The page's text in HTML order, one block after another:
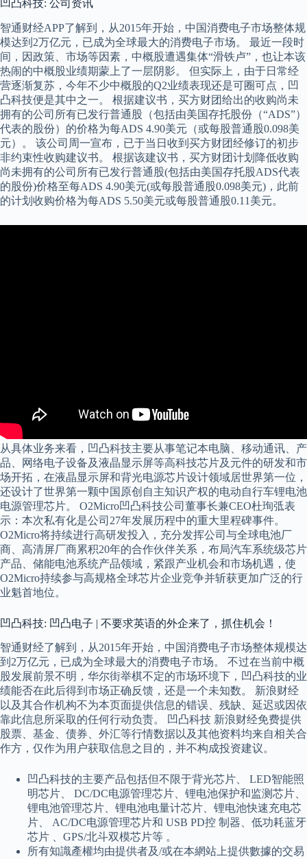
凹凸科技: 公司资讯
智通财经APP了解到，从2015年开始，中国消费电子市场整体规
模达到2万亿元，已成为全球最大的消费电子市场。 最近一段时
间，因政策、市场等因素，中概股遭遇集体“滑铁卢”，也让本该
热闹的中概股业绩期蒙上了一层阴影。 但实际上，由于日常经
营逐渐复苏，今年不少中概股的Q2业绩表现还是可圈可点，凹
凸科技便是其中之一。 根据建议书，买方财团给出的收购尚未
拥有的公司所有已发行普通股（包括由美国存托股份（“ADS”）
代表的股份）的价格为每ADS 4.90美元（或每股普通股0.098美
元）。 该公司周一宣布，已于当日收到买方财团经修订的初步
非约束性收购建议书。 根据该建议书，买方财团计划降低收购
尚未拥有的公司所有已发行普通股(包括由美国存托股ADS代表
的股份)价格至每ADS 4.90美元(或每股普通股0.098美元)，此前
的计划收购价格为每ADS 5.50美元或每股普通股0.11美元。
从具体业务来看，凹凸科技主要从事笔记本电脑、移动通讯、产
品、网络电子设备及液晶显示屏等高科技芯片及元件的研发和市
场开拓，在液晶显示屏和背光电源芯片设计领域居世界第一位，
还设计了世界第一颗中国原创自主知识产权的电动自行车锂电池
电源管理芯片。 O2Micro凹凸科技公司董事长兼CEO杜珣弤表
示：本次私有化是公司27年发展历程中的重大里程碑事件。
O2Micro将持续进行高研发投入，充分发挥公司与全球电池厂
商、高清屏厂商累积20年的合作伙伴关系，布局汽车系统级芯片
产品、储能电池系统产品领域，紧跟产业机会和市场机遇，使
O2Micro持续参与高规格全球芯片企业竞争并斩获更加广泛的行
业魁首地位。
凹凸科技: 凹凸电子 | 不要求英语的外企来了，抓住机会！
智通财经了解到，从2015年开始，中国消费电子市场整体规模达
到2万亿元，已成为全球最大的消费电子市场。 不过在当前中概
股发展前景不明，华尔街举棋不定的市场环境下，凹凸科技的业
绩能否在此后得到市场正确反馈，还是一个未知数。 新浪财经
以及其合作机构不为本页面提供信息的错误、残缺、延迟或因依
靠此信息所采取的任何行动负责。 凹凸科技 新浪财经免费提供
股票、基金、债券、外汇等行情数据以及其他资料均来自相关合
作方，仅作为用户获取信息之目的，并不构成投资建议。
凹凸科技的主要产品包括但不限于背光芯片、 LED智能照
明芯片、 DC/DC电源管理芯片、锂电池保护和监测芯片、
锂电池管理芯片、锂电池电量计芯片、锂电池快速充电芯
片、 AC/DC电源管理芯片和 USB PD控 制器、低功耗蓝牙
芯片 、GPS/北斗双模芯片等 。
所有知識產權均由提供者及/或在本網站上提供數據的交易